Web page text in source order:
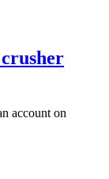
account on